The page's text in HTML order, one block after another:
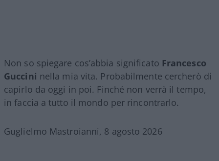
Non so spiegare cos’abbia significato Francesco
Guccini nella mia vita. Probabilmente cercherò di
capirlo da oggi in poi. Finché non verrà il tempo,
in faccia a tutto il mondo per rincontrarlo.
Guglielmo Mastroianni, 8 agosto 2026